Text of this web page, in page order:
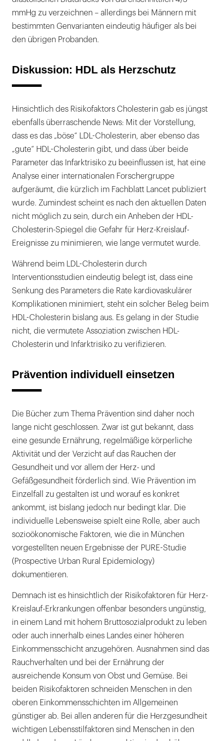
mmHg zu verzeichnen – allerdings bei Männern mit
bestimmten Genvarianten eindeutig häufiger als bei
den übrigen Probanden.
Diskussion: HDL als Herzschutz
Hinsichtlich des Risikofaktors Cholesterin gab es jüngst
ebenfalls überraschende News: Mit der Vorstellung,
dass es das „böse“ LDL-Cholesterin, aber ebenso das
„gute“ HDL-Cholesterin gibt, und dass über beide
Parameter das Infarktrisiko zu beeinflussen ist, hat eine
Analyse einer internationalen Forschergruppe
aufgeräumt, die kürzlich im Fachblatt Lancet publiziert
wurde. Zumindest scheint es nach den aktuellen Daten
nicht möglich zu sein, durch ein Anheben der HDL-
Cholesterin-Spiegel die Gefahr für Herz-Kreislauf-
Ereignisse zu minimieren, wie lange vermutet wurde.
Während beim LDL-Cholesterin durch
Interventionsstudien eindeutig belegt ist, dass eine
Senkung des Parameters die Rate kardiovaskulärer
Komplikationen minimiert, steht ein solcher Beleg beim
HDL-Cholesterin bislang aus. Es gelang in der Studie
nicht, die vermutete Assoziation zwischen HDL-
Cholesterin und Infarktrisiko zu verifizieren.
Prävention individuell einsetzen
Die Bücher zum Thema Prävention sind daher noch
lange nicht geschlossen. Zwar ist gut bekannt, dass
eine gesunde Ernährung, regelmäßige körperliche
Aktivität und der Verzicht auf das Rauchen der
Gesundheit und vor allem der Herz- und
Gefäßgesundheit förderlich sind. Wie Prävention im
Einzelfall zu gestalten ist und worauf es konkret
ankommt, ist bislang jedoch nur bedingt klar. Die
individuelle Lebensweise spielt eine Rolle, aber auch
sozioökonomische Faktoren, wie die in München
vorgestellten neuen Ergebnisse der PURE-Studie
(Prospective Urban Rural Epidemiology)
dokumentieren.
Demnach ist es hinsichtlich der Risikofaktoren für Herz-
Kreislauf-Erkrankungen offenbar besonders ungünstig,
in einem Land mit hohem Bruttosozialprodukt zu leben
oder auch innerhalb eines Landes einer höheren
Einkommensschicht anzugehören. Ausnahmen sind das
Rauchverhalten und bei der Ernährung der
ausreichende Konsum von Obst und Gemüse. Bei
beiden Risikofaktoren schneiden Menschen in den
oberen Einkommensschichten im Allgemeinen
günstiger ab. Bei allen anderen für die Herzgesundheit
wichtigen Lebensstilfaktoren sind Menschen in den